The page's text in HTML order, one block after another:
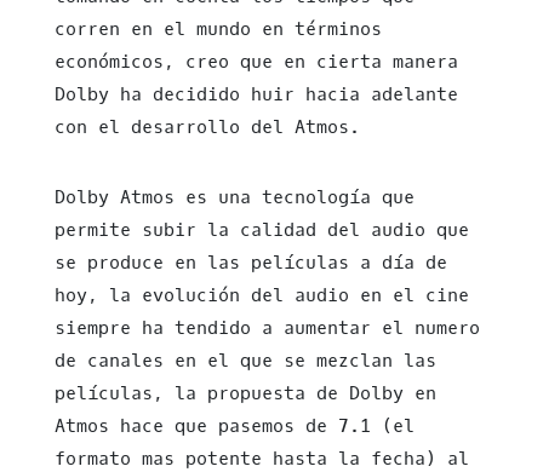
corren en el mundo en términos
económicos, creo que en cierta manera
Dolby ha decidido huir hacia adelante
con el desarrollo del Atmos.
Dolby Atmos es una tecnología que
permite subir la calidad del audio que
se produce en las películas a día de
hoy, la evolución del audio en el cine
siempre ha tendido a aumentar el numero
de canales en el que se mezclan las
películas, la propuesta de Dolby en
Atmos hace que pasemos de 7.1 (el
formato mas potente hasta la fecha) al